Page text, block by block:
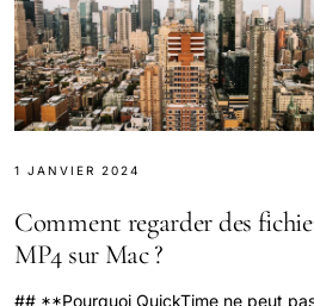
1 JANVIER 2024
Comment regarder des
MP4 sur Mac ?
## **Pourquoi QuickTime ne peut